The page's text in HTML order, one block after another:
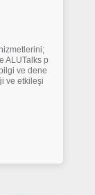
ALUTalks p
ve dene
ve etkileşi